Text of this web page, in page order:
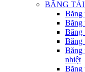
BĂNG
Băng
Băng
Băng
Băng
Băng
nhiệt
Băng